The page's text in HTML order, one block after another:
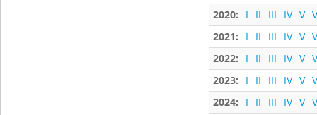
2020:
I II III IV V
2021:
I II III IV V
2022:
I II III IV V
2023:
I II III IV V
2024:
I II III IV V